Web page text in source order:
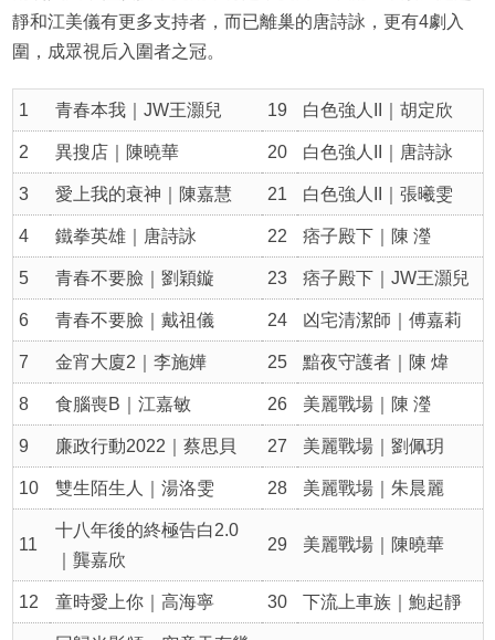
靜和江美儀有更多支持者，而已離巢的唐詩詠，更有4劇入
圍，成眾視后入圍者之冠。
1 青春本我｜JW王灝兒 19 白色強人II｜胡定欣
2 異搜店｜陳曉華 20 白色強人II｜唐詩詠
3 愛上我的衰神｜陳嘉慧 21 白色強人II｜張曦雯
4 鐵拳英雄｜唐詩詠 22 痞子殿下｜陳 瀅
5 青春不要臉｜劉穎鏇 23 痞子殿下｜JW王灝兒
6 青春不要臉｜戴祖儀 24 凶宅清潔師｜傅嘉莉
7 金宵大廈2｜李施嬅 25 黯夜守護者｜陳 煒
8 食腦喪B｜江嘉敏 26 美麗戰場｜陳 瀅
9 廉政行動2022｜蔡思貝 27 美麗戰場｜劉佩玥
10 雙生陌生人｜湯洛雯 28 美麗戰場｜朱晨麗
11
十八年後的終極告白2.0
｜龔嘉欣
29 美麗戰場｜陳曉華
12 童時愛上你｜高海寧 30 下流上車族｜鮑起靜